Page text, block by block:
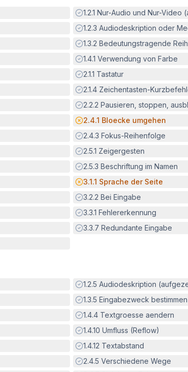
Erfüllt:
1.2.1 Nur-Audio und Nur-Video
Erfüllt:
1.2.3 Audiodeskription oder
Erfüllt:
1.3.2 Bedeutungstragende
Erfüllt:
1.4.1 Verwendung von Farbe
Erfüllt:
2.1.1 Tastatur
Erfüllt:
2.1.4 Zeichentasten-
Erfüllt:
2.2.2 Pausieren, stoppen,
Potenzielle Barriere:
2.4.1 Bloecke umgehen
Erfüllt:
2.4.3 Fokus-Reihenfolge
Erfüllt:
2.5.1 Zeigergesten
Erfüllt:
2.5.3 Beschriftung im Namen
Potenzielle Barriere:
3.1.1 Sprache der Seite
Erfüllt:
3.2.2 Bei Eingabe
Erfüllt:
3.3.1 Fehlererkennung
Erfüllt:
3.3.7 Redundante Eingabe
Erfüllt:
1.2.5 Audiodeskription
Erfüllt:
1.3.5 Eingabezweck bestimmen
Erfüllt:
1.4.4 Textgroesse aendern
Erfüllt:
1.4.10 Umfluss (Reflow)
Erfüllt:
1.4.12 Textabstand
Erfüllt:
2.4.5 Verschiedene Wege